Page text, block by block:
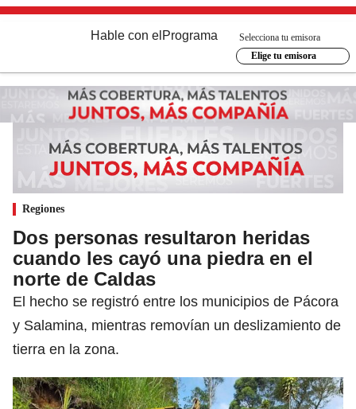
Hable con el Programa
Selecciona tu emisora
Elige tu emisora
Regiones
Dos personas resultaron heridas
cuando les cayó una piedra en el
norte de Caldas
El hecho se registró entre los municipios de Pácora
y Salamina, mientras removían un deslizamiento de
tierra en la zona.